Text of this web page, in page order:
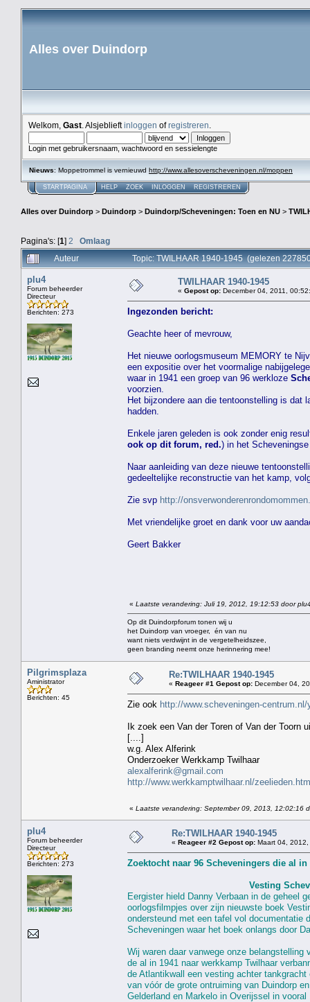
Alles over Duindorp
Welkom, Gast . Alsjeblieftinloggen ofregistreren
Login met gebruikersnaam, wachtwoord en sessielengte
Nieuws: Moppetrommel is vernieuwd http://www.allesoverscheveningen.nl/moppen
STARTPAGINA HELP ZOEK INLOGGEN REGISTREREN
Alles over Duindorp > Duindorp > Duindorp/Scheveningen: Toen en NU >
Pagina's: [1] 2
Omlaag
Auteur
Topic: TWILHAAR 1940-1945 (gelezen
plu4
Forum beheerder
Directeur
Berichten: 273
TWILHAAR 1940-1945
« Gepost op: December 04, 2011,
Ingezonden bericht:
Geachte heer of mevrouw,
Het nieuwe oorlogsmuseum MEMORY te
een expositie over het voormalige
waar in 1941 een groep van 96 werkloze
voorzien.
Het bijzondere aan die tentoonstelling is dat
hadden.
Enkele jaren geleden is ook zonder enig
ook op dit forum, red.) in het
Naar aanleiding van deze nieuwe
gedeeltelijke reconstructie van het kamp,
Zie svp http://
Met vriendelijke groet en dank voor uw
Geert Bakker
« Laatste verandering: Juli 19, 2012, 19:12:53 door
Op dit Duindorpforum tonen wij u
het Duindorp van vroeger, én van nu
want niets verdwijnt in de vergetelheidszee,
geen branding neemt onze herinnering mee!
Pilgrimsplaza
Aministrator
Berichten: 45
Re:TWILHAAR 1940-1945
« Reageer #1 Gepost op: December 04,
Zie ook http://www.scheveningen-
Ik zoek een Van der Toren of Van der Toorn
[....]
w.g. Alex Alferink
Onderzoeker Werkkamp Twilhaar
alexalferink@gmail.com
http://www.werkkamptwilhaar.nl/
« Laatste verandering: September 09, 2013, 12:02:16
plu4
Forum beheerder
Directeur
Berichten: 273
Re:TWILHAAR 1940-1945
« Reageer #2 Gepost op: Maart 04,
Vesting
Eergister hield Danny Verbaan in de geheel
oorlogsfilmpjes over zijn nieuwste boek
ondersteund met een tafel vol documentatie
Scheveningen waar het boek onlangs door
Wij waren daar vanwege onze
de al in 1941 naar werkkamp Twilhaar
de Atlantikwall een vesting achter
van vóór de grote ontruiming van Duindorp
Gelderland en Markelo in Overijssel in